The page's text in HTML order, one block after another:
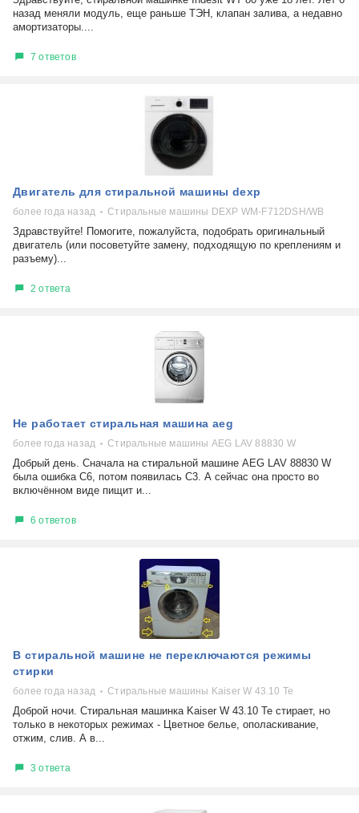
назад меняли модуль, еще раньше ТЭН, клапан залива, а недавно
амортизаторы....
7 ответов
Двигатель для стиральной машины dexp
более года назад Стиральные машины DEXP WM-F712DSH/WB
Здравствуйте! Помогите, пожалуйста, подобрать оригинальный
двигатель (или посоветуйте замену, подходящую по креплениям и
разъему)...
2 ответа
Не работает стиральная машина aeg
более года назад Стиральные машины AEG LAV 88830 W
Добрый день. Сначала на стиральной машине AEG LAV 88830 W
была ошибка С6, потом появилась С3. А сейчас она просто во
включённом виде пищит и...
6 ответов
В стиральной машине не переключаются режимы
стирки
более года назад Стиральные машины Kaiser W 43.10 Te
Доброй ночи. Стиральная машинка Kaiser W 43.10 Te стирает, но
только в некоторых режимах - Цветное белье, ополаскивание,
отжим, слив. А в...
3 ответа